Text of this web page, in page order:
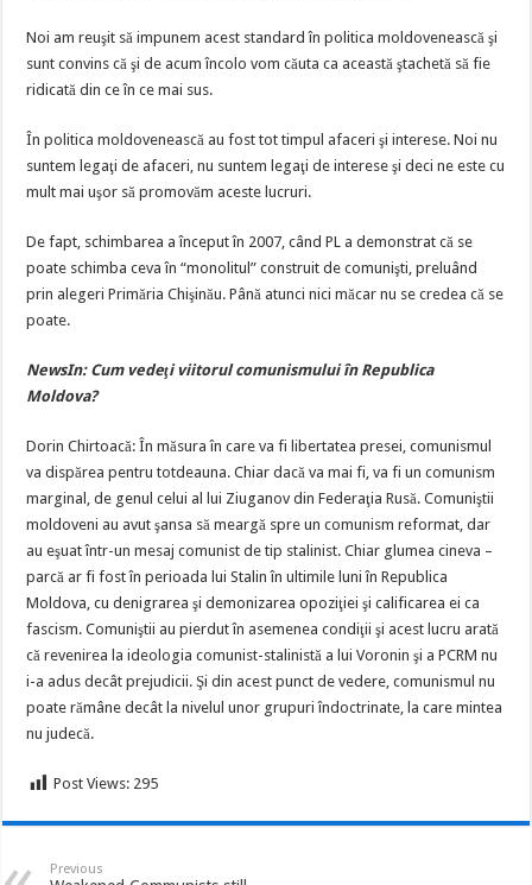
Noi am reuşit să impunem acest standard în politica moldovenească şi
sunt convins că şi de acum încolo vom căuta ca această ştachetă să fie
ridicată din ce în ce mai sus.
În politica moldovenească au fost tot timpul afaceri şi interese. Noi nu
suntem legaţi de afaceri, nu suntem legaţi de interese şi deci ne este cu
mult mai uşor să promovăm aceste lucruri.
De fapt, schimbarea a început în 2007, când PL a demonstrat că se
poate schimba ceva în “monolitul” construit de comunişti, preluând
prin alegeri Primăria Chişinău. Până atunci nici măcar nu se credea că se
poate.
NewsIn: Cum vedeţi viitorul comunismului în Republica
Moldova?
Dorin Chirtoacă: În măsura în care va fi libertatea presei, comunismul
va dispărea pentru totdeauna. Chiar dacă va mai fi, va fi un comunism
marginal, de genul celui al lui Ziuganov din Federaţia Rusă. Comuniştii
moldoveni au avut şansa să meargă spre un comunism reformat, dar
au eşuat într-un mesaj comunist de tip stalinist. Chiar glumea cineva –
parcă ar fi fost în perioada lui Stalin în ultimile luni în Republica
Moldova, cu denigrarea şi demonizarea opoziţiei şi calificarea ei ca
fascism. Comuniştii au pierdut în asemenea condiţii şi acest lucru arată
că revenirea la ideologia comunist-stalinistă a lui Voronin şi a PCRM nu
i-a adus decât prejudicii. Şi din acest punct de vedere, comunismul nu
poate rămâne decât la nivelul unor grupuri îndoctrinate, la care mintea
nu judecă.
Post Views: 295
Previous